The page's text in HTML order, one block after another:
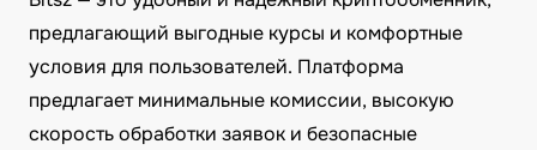
предлагающий выгодные курсы и комфортные
условия для пользователей. Платформа
предлагает минимальные комиссии, высокую
скорость обработки заявок и безопасные